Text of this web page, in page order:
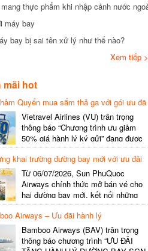
thực phẩm khi nhập cảnh nước ngoài
bay
bay bị sai tên xử lý như thế nào?
Xem tiếp >>
hot
Quyến mua sắm thả ga với gói ưu đã
gói cước
Vietravel Airlines (VU) trân trọng
thông báo “Chương trình ưu giảm
50% giá hành lý ký gửi” đang được
triển khai cho đường bay quốc tế mới
kết nối từ TP. Hồ Chí Minh
(SGN) đi Thâm Quyến – Trung Quốc
(SZX), chi tiết như sau: LỊCH BAY
CHI TIẾT Đường bay SHCB Giờ khởi
hành Giờ đến Tần suất…
khai trường đường bay mới với ưu đãi
Từ 06/07/2026, Sun PhuQuoc
Airways chính thức mở bán vé cho
hai đường bay mới, kết nối những
điểm đến giàu trải nghiệm, giúp hành
khách khám phá vẻ đẹp thiên nhiên
và văn hóa của miền Trung Việt Nam.
Thông tin đường bay mới Đường bay
Airways – Ưu đãi hành lý
Bamboo Airways (BAV) trân trọng
thông báo chương trình “ƯU ĐÃI